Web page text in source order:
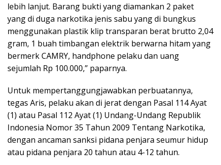
lebih lanjut. Barang bukti yang diamankan 2 paket
yang di duga narkotika jenis sabu yang di bungkus
menggunakan plastik klip transparan berat brutto 2,04
gram, 1 buah timbangan elektrik berwarna hitam yang
bermerk CAMRY, handphone pelaku dan uang
sejumlah Rp 100.000,” paparnya.
Untuk mempertanggungjawabkan perbuatannya,
tegas Aris, pelaku akan di jerat dengan Pasal 114 Ayat
(1) atau Pasal 112 Ayat (1) Undang-Undang Republik
Indonesia Nomor 35 Tahun 2009 Tentang Narkotika,
dengan ancaman sanksi pidana penjara seumur hidup
atau pidana penjara 20 tahun atau 4-12 tahun.